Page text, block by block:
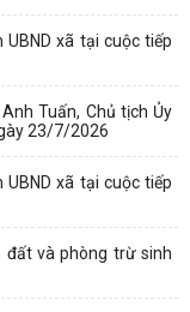
UBND xã tại cuộc tiếp
Tuấn, Chủ tịch Ủy
23/7/2026
UBND xã tại cuộc tiếp
đất và phòng trừ sinh